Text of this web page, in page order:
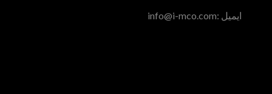
ایمیل :‌info@i-mco.com